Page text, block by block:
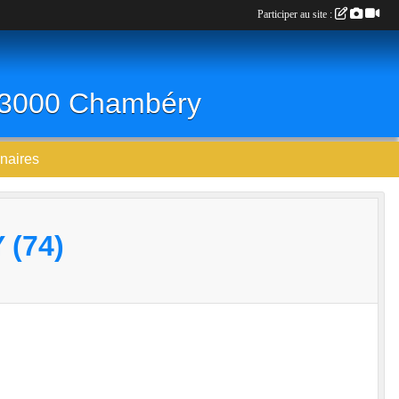
Chambéry
(74)
Participer au site :